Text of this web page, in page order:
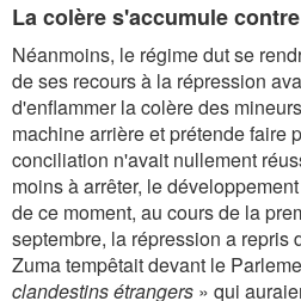
La colère s'accumule
Néanmoins, le régime dut se
de ses recours à la répression
d'enflammer la colère des
machine arrière et prétende faire
conciliation n'avait nullement
moins à arrêter, le
de ce moment, au cours de la
septembre, la répression a repris
Zuma tempêtait devant le
clandestins étrangers » qui